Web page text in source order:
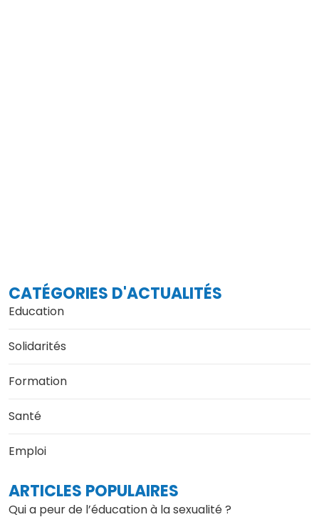
CATÉGORIES D'ACTUALITÉS
Education
Solidarités
Formation
Santé
Emploi
ARTICLES POPULAIRES
Qui a peur de l’éducation à la sexualité ?